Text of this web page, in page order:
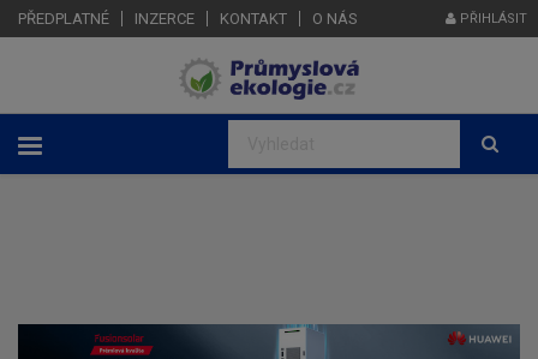
PŘEDPLATNÉ INZERCE KONTAKT O NÁS PŘIHLÁSIT